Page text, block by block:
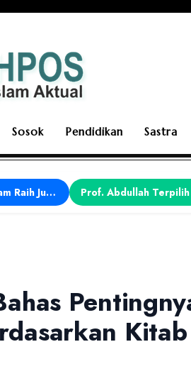
Sosok Pendidikan Sastra
Siswa MTs Darussalam Raih Juara 1 dalam Porseni Tingkat Kabupaten Ciamis Tahun 2026